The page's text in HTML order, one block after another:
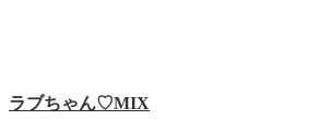
ラブちゃん♡MIX